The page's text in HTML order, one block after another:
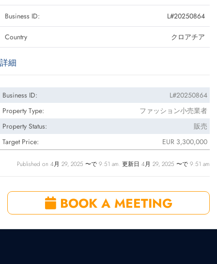
Business ID: L#20250864
Country クロアチア
詳細
Business ID:
L#20250864
Property Type:
ファッション小売業者
Property Status:
販売
Target Price:
EUR 3,300,000
Published on 4月 29, 2025 〜で 9:51 am. 更新日 4月 29, 2025 〜で 9:51 am
BOOK A MEETING